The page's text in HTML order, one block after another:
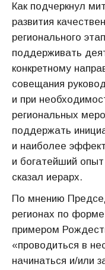
Как подчеркнул
развития
регионального
поддерживать
конкретному
совещания
и при
региональных
поддержать
и наиболее
и богатейший
сказал иерарх.
По мнению
регионах по
примером
«проводиться в
начинаться и/или